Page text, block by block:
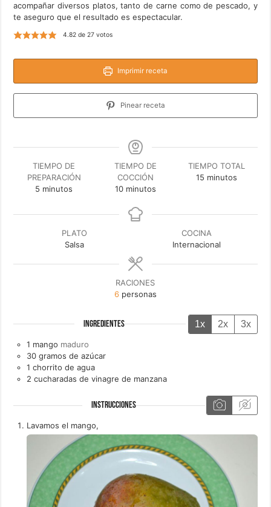
acompañar diversos platos, tanto de carne como de pescado, y
te aseguro que el resultado es espectacular.
4.82de 27votos
Imprimir receta
Pinear receta
TIEMPO DE
PREPARACIÓN
5 minutos
minutos
TIEMPO DE
COCCIÓN
10minutos
minutos
TIEMPO TOTAL
15 minutos
minutos
PLATO
Salsa
COCINA
Internacional
RACIONES
6 personas
INGREDIENTES 1x 2x 3x
1 mango maduro
30 gramos de azúcar
1 chorrito de agua
2 cucharadas de vinagre de manzana
INSTRUCCIONES
Lavamos el mango,